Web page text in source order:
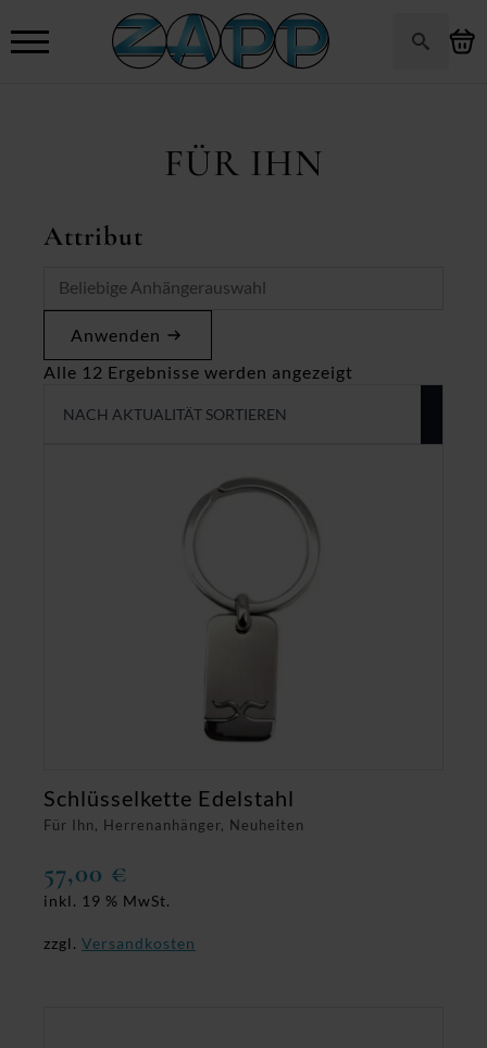
FÜR IHN
Attribut
Anwenden
Alle 12 Ergebnisse werden angezeigt
Für Ihn, Herrenanhänger, Neuheiten
Schlüsselkette Edelstahl
57,00 €
inkl. 19 % MwSt.
zzgl. Versandkosten